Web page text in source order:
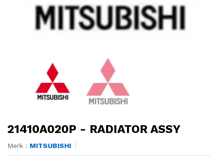
21410A020P - RADIATOR ASSY
Merk : MITSUBISHI